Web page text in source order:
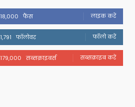
18,000 फैंस लाइक करें
1,791 फॉलोवर फॉलो करें
179,000 सब्सक्राइबर्स सब्सक्राइब करें